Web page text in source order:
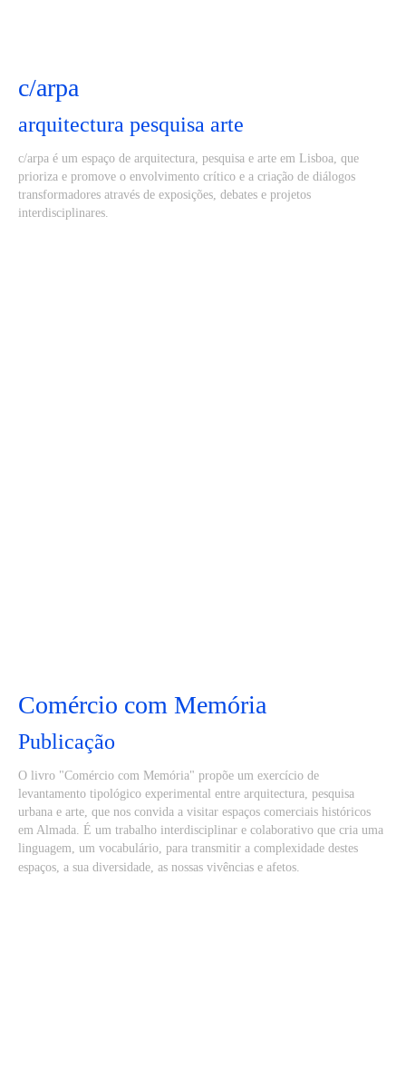
c/arpa
arquitectura pesquisa arte
c/arpa é um espaço de arquitectura, pesquisa e arte em Lisboa, que
prioriza e promove o envolvimento crítico e a criação de diálogos
transformadores através de exposições, debates e projetos
interdisciplinares.
Comércio com Memória
Publicação
O livro "Comércio com Memória" propõe um exercício de
levantamento tipológico experimental entre arquitectura, pesquisa
urbana e arte, que nos convida a visitar espaços comerciais históricos
em Almada. É um trabalho interdisciplinar e colaborativo que cria uma
linguagem, um vocabulário, para transmitir a complexidade destes
espaços, a sua diversidade, as nossas vivências e afetos.